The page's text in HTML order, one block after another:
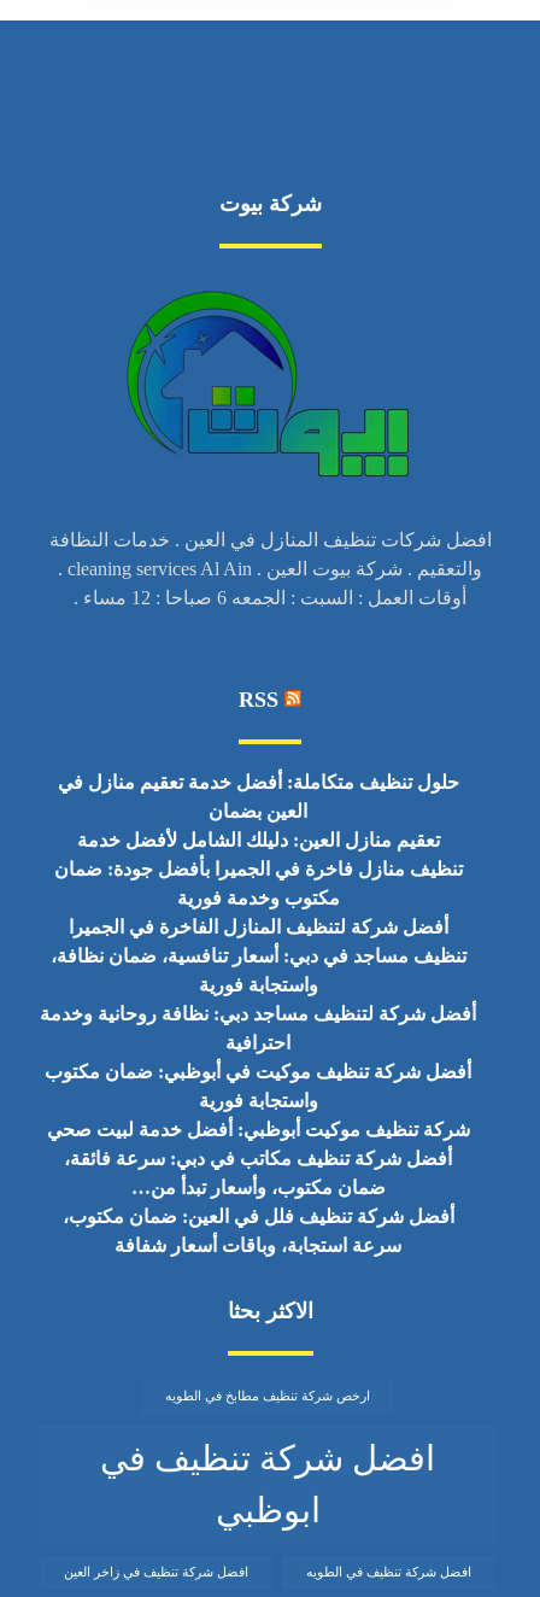
شركة بيوت
افضل شركات تنظيف المنازل في العين . خدمات النظافة
والتعقيم . شركة بيوت العين . cleaning services Al Ain .
أوقات العمل : السبت : الجمعه 6 صباحا : 12 مساء .
RSS
حلول تنظيف متكاملة: أفضل خدمة تعقيم منازل في
العين بضمان
تعقيم منازل العين: دليلك الشامل لأفضل خدمة
تنظيف منازل فاخرة في الجميرا بأفضل جودة: ضمان
مكتوب وخدمة فورية
أفضل شركة لتنظيف المنازل الفاخرة في الجميرا
تنظيف مساجد في دبي: أسعار تنافسية، ضمان نظافة،
واستجابة فورية
أفضل شركة لتنظيف مساجد دبي: نظافة روحانية وخدمة
احترافية
أفضل شركة تنظيف موكيت في أبوظبي: ضمان مكتوب
واستجابة فورية
شركة تنظيف موكيت أبوظبي: أفضل خدمة لبيت صحي
أفضل شركة تنظيف مكاتب في دبي: سرعة فائقة،
ضمان مكتوب، وأسعار تبدأ من…
أفضل شركة تنظيف فلل في العين: ضمان مكتوب،
سرعة استجابة، وباقات أسعار شفافة
الاكثر بحثا
ارخص شركة تنظيف مطابخ في الطويه
افضل شركة تنظيف في
ابوظبي
افضل شركة تنظيف في الطويه افضل شركة تنظيف في زاخر العين